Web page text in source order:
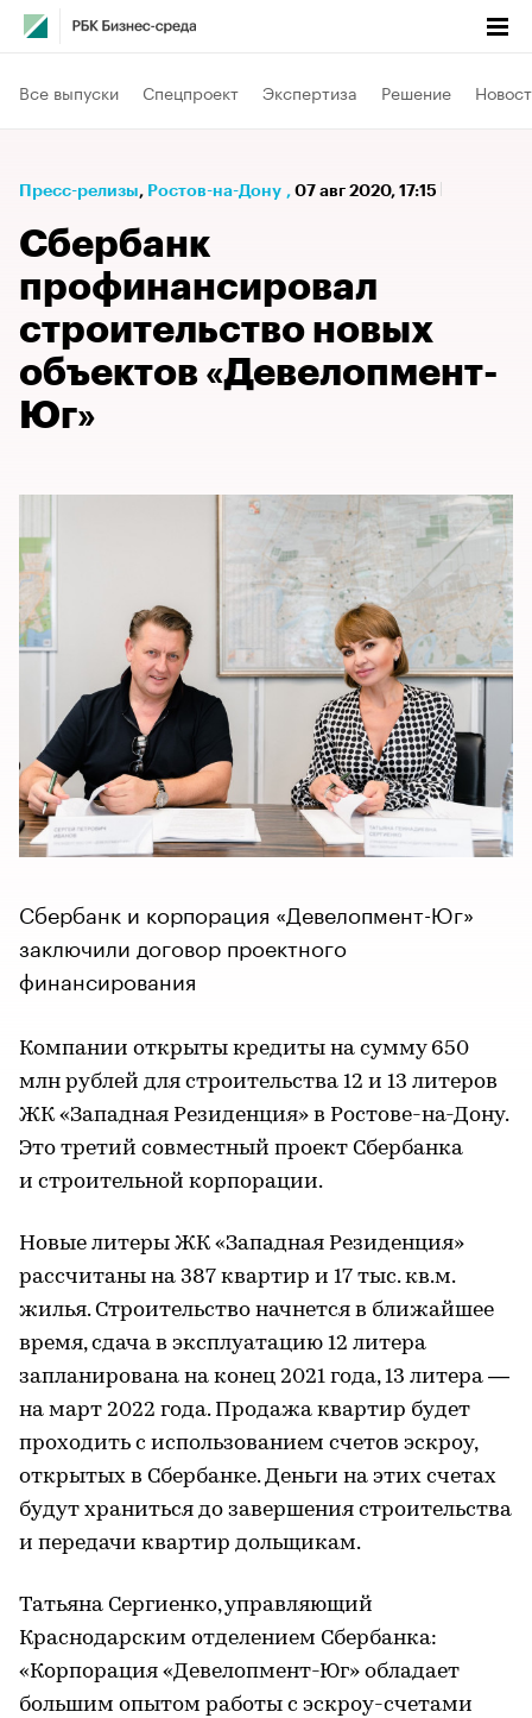
Все выпуски Спецпроект Экспертиза Решение
Пресс-релизы⁠, Ростов-на-Дону , 07 авг 2020, 17:15
Сбербанк
профинансировал
строительство новых
объектов «Девелопмент-
Юг»
Сбербанк и корпорация «Девелопмент-Юг»
заключили договор проектного
финансирования
Компании открыты кредиты на сумму 650
млн рублей для строительства 12 и 13 литеров
ЖК «Западная Резиденция» в Ростове-на-Дону.
Это третий совместный проект Сбербанка
и строительной корпорации.
Новые литеры ЖК «Западная Резиденция»
рассчитаны на 387 квартир и 17 тыс. кв.м.
жилья. Строительство начнется в ближайшее
время, сдача в эксплуатацию 12 литера
запланирована на конец 2021 года, 13 литера —
на март 2022 года. Продажа квартир будет
проходить с использованием счетов эскроу,
открытых в Сбербанке. Деньги на этих счетах
будут храниться до завершения строительства
и передачи квартир дольщикам.
Татьяна Сергиенко, управляющий
Краснодарским отделением Сбербанка:
«Корпорация «Девелопмент-Юг» обладает
большим опытом работы с эскроу-счетами